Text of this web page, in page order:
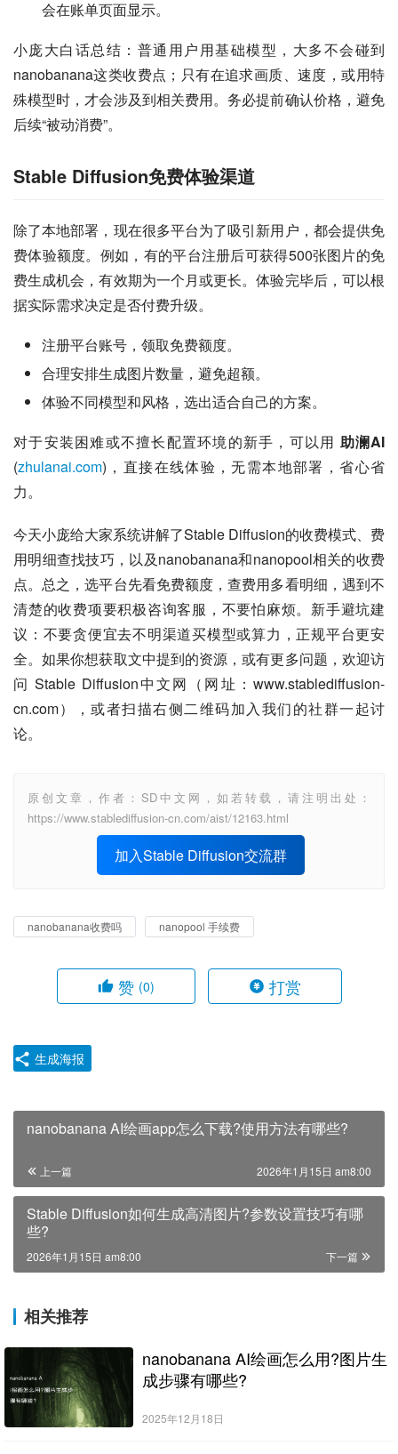
会在账单页面显示。
小庞大白话总结：普通用户用基础模型，大多不会碰到
nanobanana这类收费点；只有在追求画质、速度，或用特
殊模型时，才会涉及到相关费用。务必提前确认价格，避免
后续“被动消费”。
Stable Diffusion免费体验渠道
除了本地部署，现在很多平台为了吸引新用户，都会提供免
费体验额度。例如，有的平台注册后可获得500张图片的免
费生成机会，有效期为一个月或更长。体验完毕后，可以根
据实际需求决定是否付费升级。
注册平台账号，领取免费额度。
合理安排生成图片数量，避免超额。
体验不同模型和风格，选出适合自己的方案。
对于安装困难或不擅长配置环境的新手，可以用 助澜AI
(zhulanai.com)，直接在线体验，无需本地部署，省心省
力。
今天小庞给大家系统讲解了Stable Diffusion的收费模式、费
用明细查找技巧，以及nanobanana和nanopool相关的收费
点。总之，选平台先看免费额度，查费用多看明细，遇到不
清楚的收费项要积极咨询客服，不要怕麻烦。新手避坑建
议：不要贪便宜去不明渠道买模型或算力，正规平台更安
全。如果你想获取文中提到的资源，或有更多问题，欢迎访
问 Stable Diffusion中文网（网址：www.stablediffusion-
cn.com），或者扫描右侧二维码加入我们的社群一起讨
论。
原创文章，作者：SD中文网，如若转载，请注明出处：
https://www.stablediffusion-cn.com/aist/12163.html
加入Stable Diffusion交流群
nanobanana收费吗 nanopool 手续费
赞 (0) 打赏
生成海报
nanobanana AI绘画app怎么下载?使用方法有哪些?
上一篇 2026年1月15日 am8:00
Stable Diffusion如何生成高清图片?参数设置技巧有哪
些?
下一篇
2026年1月15日 am8:00
相关推荐
nanobanana AI绘画怎么用?图片生
成步骤有哪些?
2025年12月18日